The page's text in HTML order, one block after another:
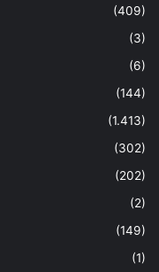
(409)
(3)
(6)
(144)
(1.413)
(302)
(202)
(2)
(149)
(1)